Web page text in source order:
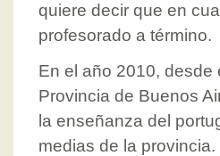
quiere decir que en
profesorado a término.
En el año 2010, desde
Provincia de Buenos
la enseñanza del
medias de la